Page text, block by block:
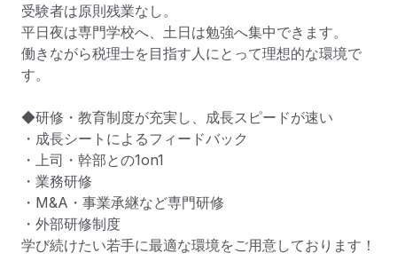
受験者は原則残業なし。
平日夜は専門学校へ、土日は勉強へ集中できます。
働きながら税理士を目指す人にとって理想的な環境で
す。
◆研修・教育制度が充実し、成長スピードが速い
・成長シートによるフィードバック
・上司・幹部との1on1
・業務研修
・M&A・事業承継など専門研修
・外部研修制度
学び続けたい若手に最適な環境をご用意しております！